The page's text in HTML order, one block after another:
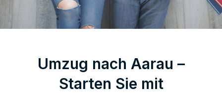
Umzug nach Aarau –
Starten Sie mit